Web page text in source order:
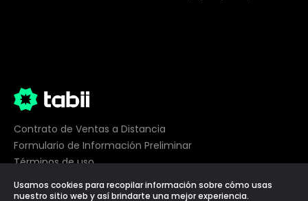
Contrato de Ventas a Distancia
Formulario de Información Preliminar
Términos de uso
Privacidad
Preferencias de cookies
Usamos cookies para recopilar información sobre cómo usas
nuestro sitio web y así brindarte una mejor experiencia.